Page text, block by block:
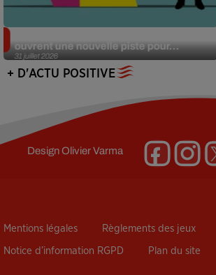
31 juillet 2026
ouvrent une nouvelle piste pour...
+ D'ACTU POSITIVE
DesignOlivier Varma
Mentions légales Règlements des jeux
Notice d’information RGPD Plan du site